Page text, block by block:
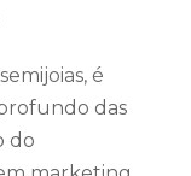
é
das
do